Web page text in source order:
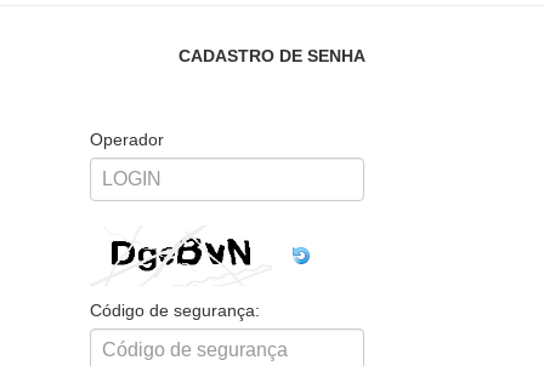
CADASTRO DE SENHA
Operador
Código de segurança: